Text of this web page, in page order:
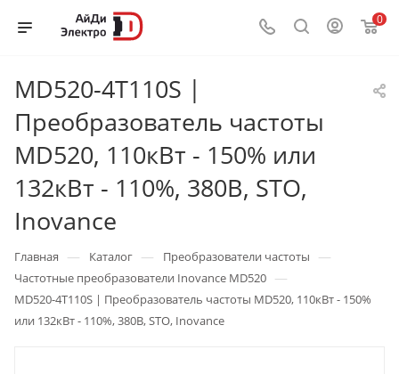
0
MD520-4T110S |
Преобразователь частоты
MD520, 110кВт - 150% или
132кВт - 110%, 380В, STO,
Inovance
Главная — Каталог — Преобразователи частоты —
Частотные преобразователи Inovance MD520 —
MD520-4T110S | Преобразователь частоты MD520, 110кВт - 150%
или 132кВт - 110%, 380В, STO, Inovance